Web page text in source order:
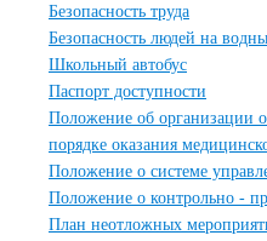
Безопасность труда
Безопасность людей на
Школьный автобус
Паспорт доступности
Положение об организации
порядке оказания
Положение о системе
Положение о контрольно -
План неотложных